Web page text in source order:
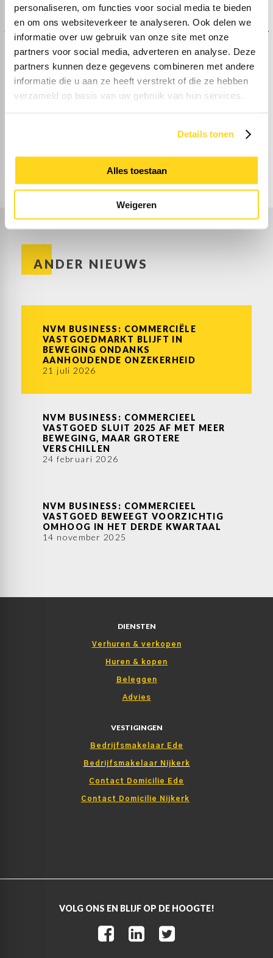
personaliseren, om functies voor social media te bieden
en om ons websiteverkeer te analyseren. Ook delen we
informatie over uw gebruik van onze site met onze
partners voor social media, adverteren en analyse. Deze
partners kunnen deze gegevens combineren met andere
informatie die u aan ze heeft verstrekt of die ze hebben
verzameld op basis van uw gebruik van hun services.
Details tonen
Alles toestaan
Weigeren
"Elk pand en elke opdrachtgever heeft zijn
eigen verhaal. Dat vraagt om maatwerk"
085-0670070
hendrik@domicilie.nl
ANDER NIEUWS
NVM BUSINESS: COMMERCIËLE
VASTGOEDMARKT BLIJFT IN
BEWEGING ONDANKS
AANHOUDENDE ONZEKERHEID
21 juli 2026
NVM BUSINESS: COMMERCIEEL
VASTGOED SLUIT 2025 AF MET MEER
BEWEGING, MAAR GROTERE
VERSCHILLEN
24 februari 2026
NVM BUSINESS: COMMERCIEEL
VASTGOED BEWEEGT VOORZICHTIG
OMHOOG IN HET DERDE KWARTAAL
14 november 2025
DIENSTEN
Verhuren & verkopen
Huren & kopen
Beleggen
Advies
VESTIGINGEN
Bedrijfsmakelaar Ede
Bedrijfsmakelaar Nijkerk
Contact Domicilie Ede
Contact Domicilie Nijkerk
VOLG ONS EN BLIJF OP DE HOOGTE!